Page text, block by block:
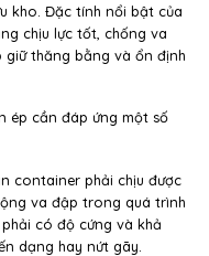
kho. Đặc tính nổi bật của
chịu lực tốt, chống va
thăng bằng và ổn định
ép cần đáp ứng một số
container phải chịu được
va đập trong quá trình
có độ cứng và khả
dạng hay nứt gãy.